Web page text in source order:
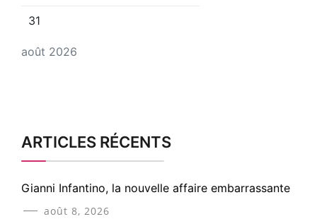
août 2026
31
ARTICLES RÉCENTS
Gianni Infantino, la nouvelle affaire embarrassante
août 8, 2026